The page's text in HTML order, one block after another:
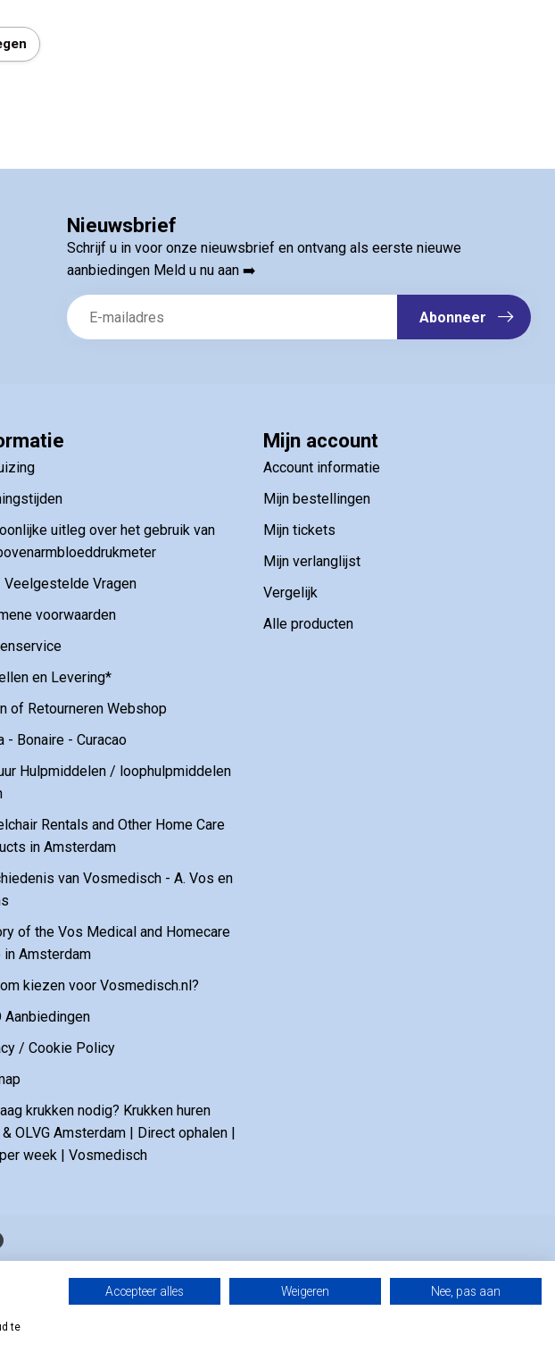
Nieuwsbrief
Schrijf u in voor onze nieuwsbrief en ontvang als eerste nieuwe
aanbiedingen Meld u nu aan ➡️
Abonneer
uitleg over het gebruik van
Veelgestelde Vragen
voorwaarden
en Levering*
of Retourneren Webshop
- Bonaire - Curacao
Hulpmiddelen / loophulpmiddelen
Rentals and Other Home Care
in Amsterdam
van Vosmedisch - A. Vos en
of the Vos Medical and Homecare
in Amsterdam
kiezen voor Vosmedisch.nl?
Aanbiedingen
/ Cookie Policy
krukken nodig? Krukken huren
OLVG Amsterdam | Direct ophalen |
week | Vosmedisch
Mijn account
Account informatie
Mijn bestellingen
Mijn tickets
Mijn verlanglijst
Vergelijk
Alle producten
en Zoons B.V.
te
Accepteer alles Weigeren Nee, pas aan
op uw volgende bestelling